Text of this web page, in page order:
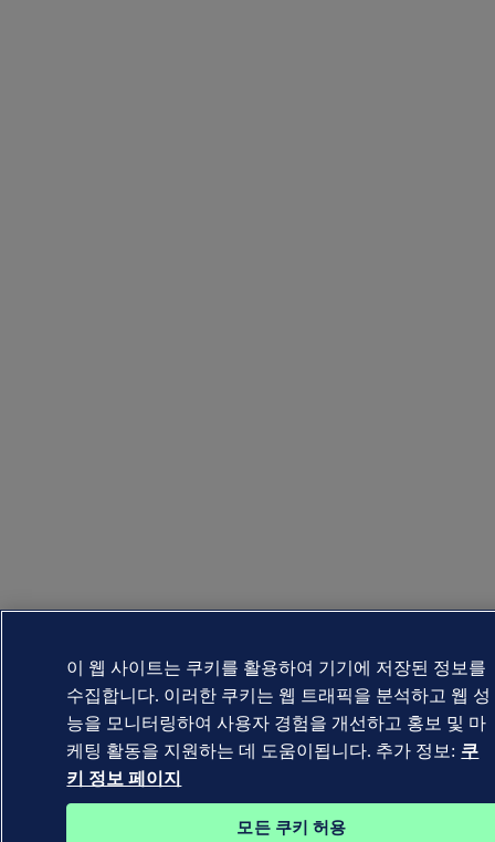
이 웹 사이트는 쿠키를 활용하여 기기에 저장된 정보를
수집합니다. 이러한 쿠키는 웹 트래픽을 분석하고 웹 성
능을 모니터링하여 사용자 경험을 개선하고 홍보 및 마
케팅 활동을 지원하는 데 도움이됩니다. 추가 정보: 쿠
키 정보 페이지
모든 쿠키 허용